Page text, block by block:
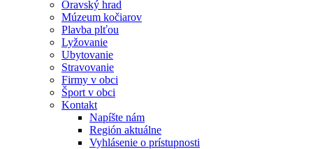
Oravský hrad
Múzeum kočiarov
Plavba plťou
Lyžovanie
Ubytovanie
Stravovanie
Firmy v obci
Šport v obci
Kontakt
Napíšte nám
Región aktuálne
Vyhlásenie o prístupnosti